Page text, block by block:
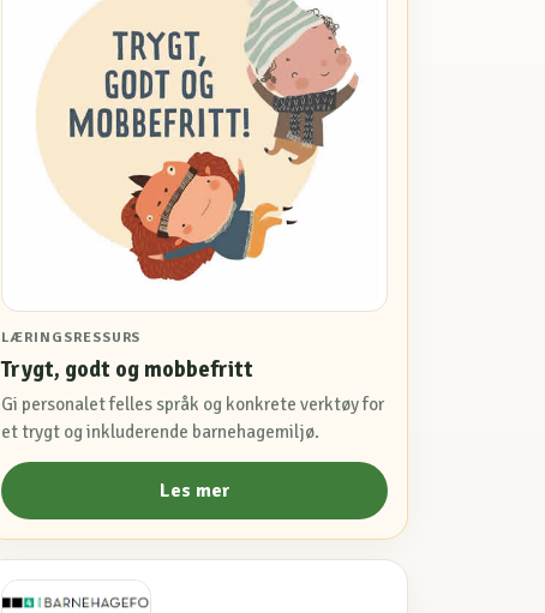
LÆRINGSRESSURS
Trygt, godt og mobbefritt
Gi personalet felles språk og konkrete verktøy for
et trygt og inkluderende barnehagemiljø.
Les mer